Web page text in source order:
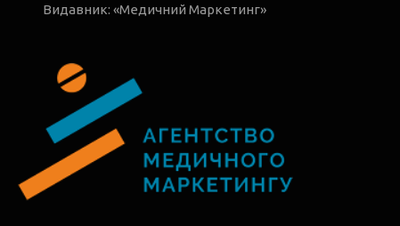
Видавник: «Медичний Маркетинг»